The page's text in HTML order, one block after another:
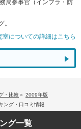
局参事官（インフラ・防
。
についての詳細はこちら
・比較
2009年版
ング・口コミ情報
グ一覧